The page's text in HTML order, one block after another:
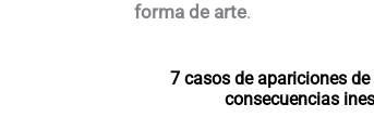
forma de arte.
7 casos de apariciones
consecuencias